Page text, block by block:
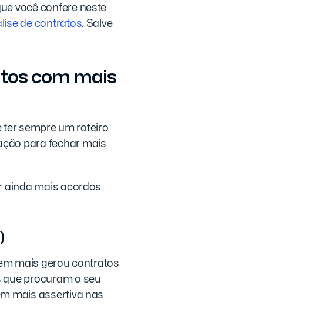
você confere neste
de contratos. Salve
com mais
ter sempre um roteiro
para fechar mais
ainda mais acordos
mais gerou contratos
que procuram o seu
mais assertiva nas